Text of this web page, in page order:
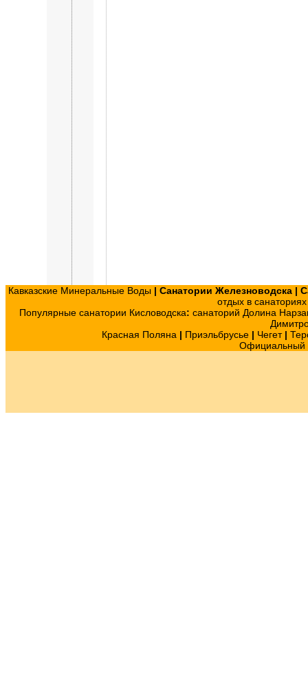
Кавказские Минеральные Воды | Санатории Железноводска |
отдых в
Популярные санатории Кисловодска: санаторий Долина
Красная Поляна | Приэльбрусье| Чегет|
Официальный